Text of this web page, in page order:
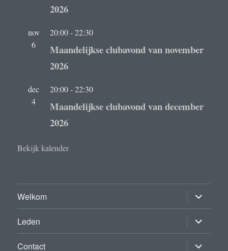
2026
nov
6
20:00-22:30
Maandelijkse clubavond van november
2026
dec
4
20:00-22:30
Maandelijkse clubavond van december
2026
Bekijk kalender
Welkom submenu
Leden
submenu
Contact
submenu